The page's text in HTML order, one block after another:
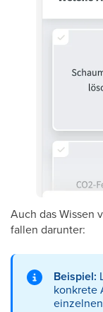
Auch das Wissen
fallen darunter:
Beispiel:
konkrete